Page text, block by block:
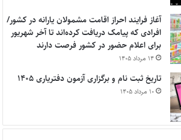
آغاز فرایند احراز اقامت مشمولان یارانه در کشور/
افرادی که پیامک دریافت کرده‌اند تا آخر شهریور
برای اعلام حضور در کشور فرصت دارند
۱۴ مرداد ۱۴۰۵
تاریخ ثبت نام و برگزاری آزمون دفتریاری ۱۴۰۵
۱۰ مرداد ۱۴۰۵